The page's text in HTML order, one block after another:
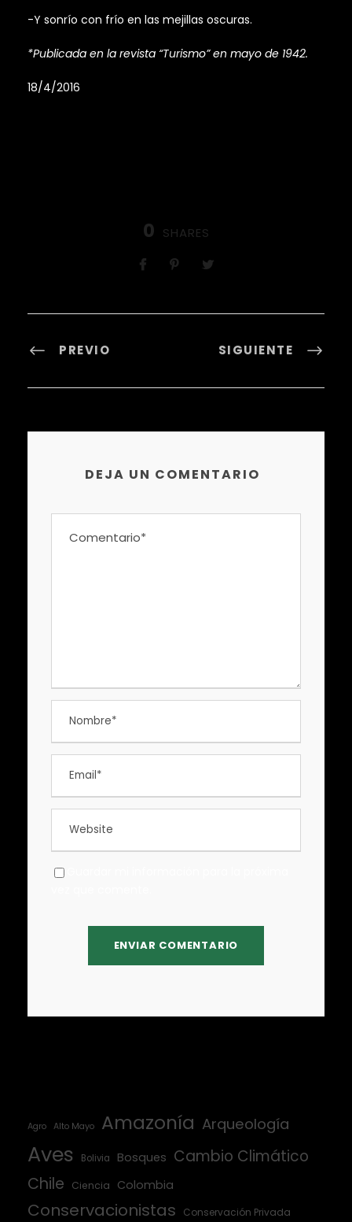
-Y sonrío con frío en las mejillas oscuras.
*Publicada en la revista “Turismo” en mayo de 1942.
18/4/2016
0 SHARES
PREVIO SIGUIENTE
DEJA UN COMENTARIO
Agro Alto Mayo Amazonía Arqueología
Aves Bolivia Bosques Cambio Climático
Chile
Ciencia Colombia
Conservacionistas Conservación Privada